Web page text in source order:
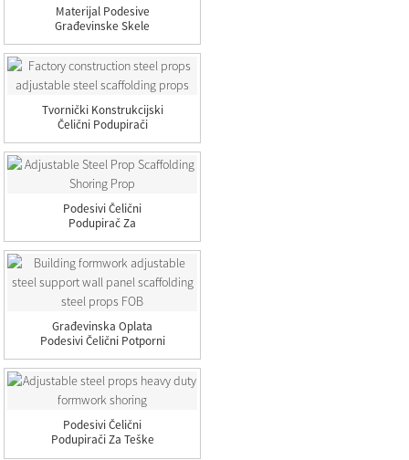
Materijal Podesive
Građevinske Skele
Shorin...
Tvornički Konstrukcijski
Čelični Podupirači
Podesivi Ste...
Podesivi Čelični
Podupirač Za
Podupiranje Skele
Građevinska Oplata
Podesivi Čelični Potporni
Zid...
Podesivi Čelični
Podupirači Za Teške